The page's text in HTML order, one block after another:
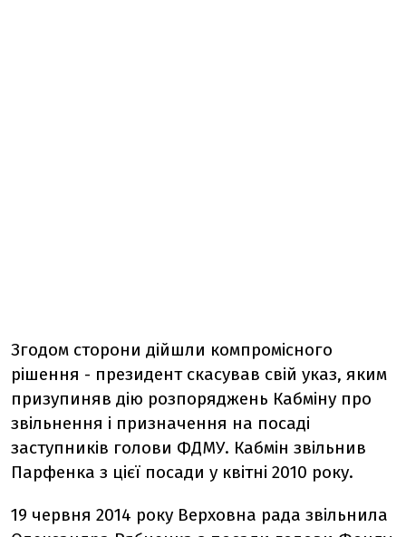
Згодом сторони дійшли компромісного
рішення - президент скасував свій указ, яким
призупиняв дію розпоряджень Кабміну про
звільнення і призначення на посаді
заступників голови ФДМУ. Кабмін звільнив
Парфенка з цієї посади у квітні 2010 року.
19 червня 2014 року Верховна рада звільнила